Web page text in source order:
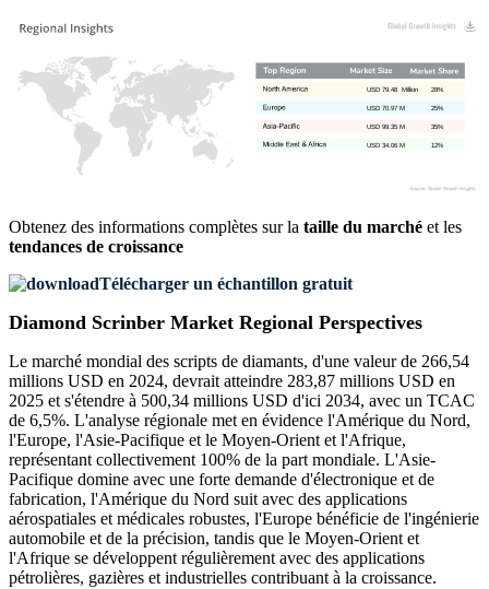
12%
USD 34.06 M
35%
USD 99.35 M
25%
USD 70.97 M
28%
USD 79.48 Million
Obtenez des informations complètes sur la taille du marché et les
tendances de croissance
Télécharger un échantillon gratuit
Diamond Scrinber Market Regional Perspectives
Le marché mondial des scripts de diamants, d'une valeur de 266,54
millions USD en 2024, devrait atteindre 283,87 millions USD en
2025 et s'étendre à 500,34 millions USD d'ici 2034, avec un TCAC
de 6,5%. L'analyse régionale met en évidence l'Amérique du Nord,
l'Europe, l'Asie-Pacifique et le Moyen-Orient et l'Afrique,
représentant collectivement 100% de la part mondiale. L'Asie-
Pacifique domine avec une forte demande d'électronique et de
fabrication, l'Amérique du Nord suit avec des applications
aérospatiales et médicales robustes, l'Europe bénéficie de l'ingénierie
automobile et de la précision, tandis que le Moyen-Orient et
l'Afrique se développent régulièrement avec des applications
pétrolières, gazières et industrielles contribuant à la croissance.